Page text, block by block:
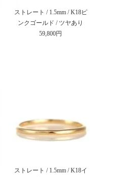
ストレート / 1.5mm / K18ピ
ンクゴールド / ツヤあり
59,800円
ストレート / 1.5mm / K18イ